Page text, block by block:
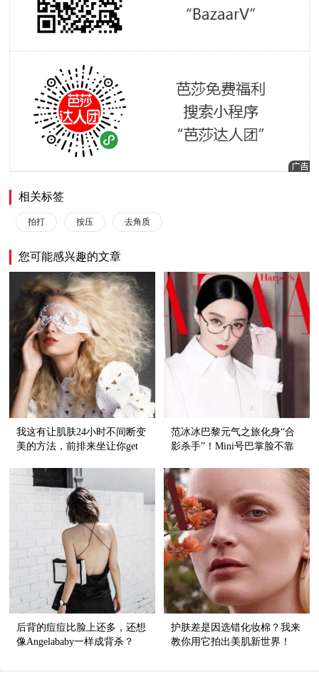
相关标签
拍打 按压 去角质
您可能感兴趣的文章
我这有让肌肤24小时不间断变
美的方法，前排来坐让你get
范冰冰巴黎元气之旅化身“合
影杀手”！Mini号巴掌脸不靠
后背的痘痘比脸上还多，还想
像Angelababy一样成背杀？
护肤差是因选错化妆棉？我来
教你用它拍出美肌新世界！